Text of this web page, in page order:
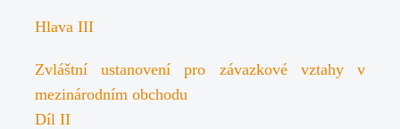
Hlava III
Zvláštní ustanovení pro závazkové vztahy v
mezinárodním obchodu
Díl II